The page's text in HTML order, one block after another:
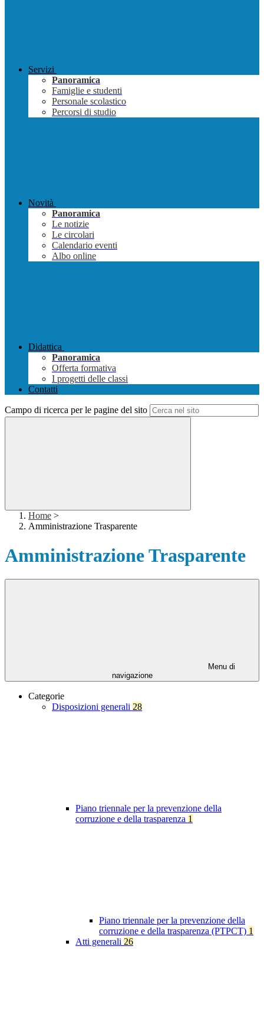
Servizi
Panoramica
Famiglie e studenti
Personale scolastico
Percorsi di studio
Novità
Panoramica
Le notizie
Le circolari
Calendario eventi
Albo online
Didattica
Panoramica
Offerta formativa
I progetti delle classi
Contatti
Campo di ricerca per le pagine del sito
Home >
Amministrazione Trasparente
Amministrazione Trasparente
Menu di
navigazione
Categorie
Disposizioni generali 28
Piano triennale per la prevenzione della
corruzione e della trasparenza 1
Piano triennale per la prevenzione della
corruzione e della trasparenza (PTPCT) 1
Atti generali 26